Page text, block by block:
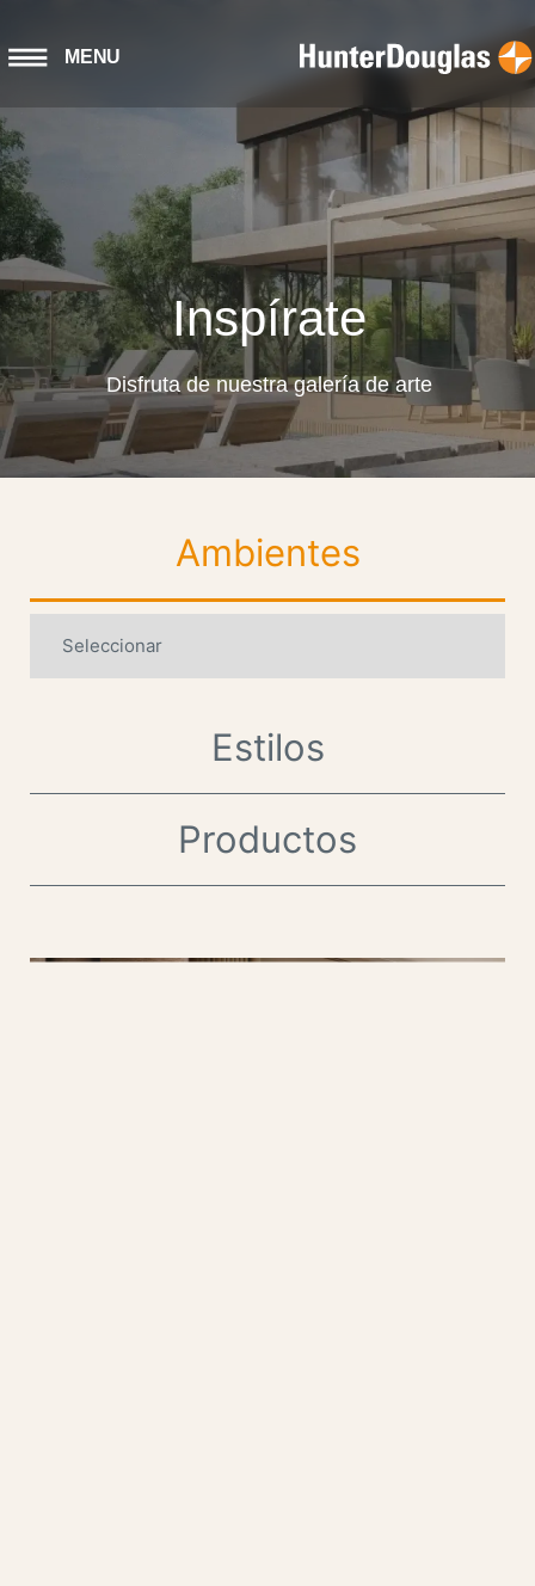
MENU
Inspírate
Disfruta de nuestra galería de arte
Ambientes
Estilos
Productos
.